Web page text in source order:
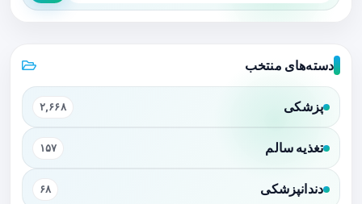
دسته‌های منتخب
پزشکی ۲,۶۶۸
تغذیه سالم ۱۵۷
دندانپزشکی ۶۸